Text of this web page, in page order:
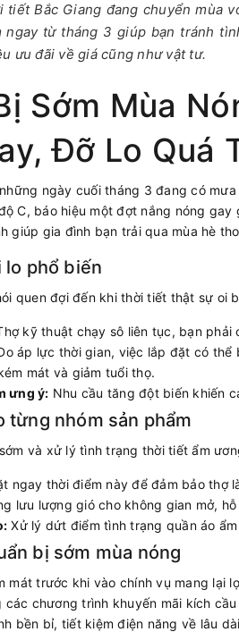
tiết Bắc Giang đang chuyển mùa
ngay từ tháng 3 giúp bạn tránh
ưu đãi về giá cũng như vật tư.
Sớm Mùa
Đỡ Lo Quá
ngày cuối tháng 3 đang có
C, báo hiệu một đợt nắng nóng
giúp gia đình bạn trải qua mùa hè
lo phổ biến
quen đợi đến khi thời tiết thật sự oi
kỹ thuật chạy sô liên tục, bạn phải
áp lực thời gian, việc lắp đặt có
mát và giảm tuổi thọ.
ưng ý: Nhu cầu tăng đột biến khiến
từng nhóm sản phẩm
và xử lý tình trạng thời tiết ẩm
ngay thời điểm này để đảm bảo thợ
lưu lượng gió cho không gian mở,
Xử lý dứt điểm tình trạng quần áo
bị sớm mùa nóng
mát trước khi vào chính vụ mang lại
các chương trình khuyến mãi kích
bền bỉ, tiết kiệm điện năng về lâu